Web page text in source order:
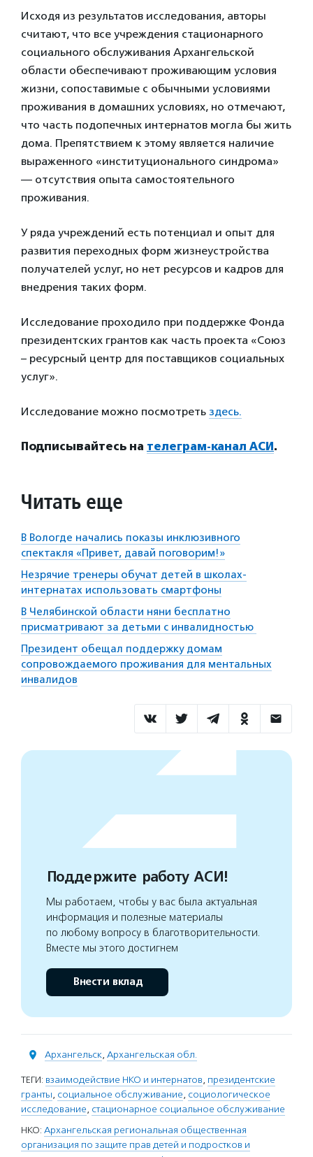
Исходя из результатов исследования, авторы
считают, что все учреждения стационарного
социального обслуживания Архангельской
области обеспечивают проживающим условия
жизни, сопоставимые с обычными условиями
проживания в домашних условиях, но отмечают,
что часть подопечных интернатов могла бы жить
дома. Препятствием к этому является наличие
выраженного «институционального синдрома»
— отсутствия опыта самостоятельного
проживания.
У ряда учреждений есть потенциал и опыт для
развития переходных форм жизнеустройства
получателей услуг, но нет ресурсов и кадров для
внедрения таких форм.
Исследование проходило при поддержке Фонда
президентских грантов как часть проекта «Союз
– ресурсный центр для поставщиков социальных
услуг».
Исследование можно посмотреть здесь.
Подписывайтесь на телеграм-канал АСИ .
Читать еще
В Вологде начались показы инклюзивного
спектакля «Привет, давай поговорим!»
Незрячие тренеры обучат детей в школах-
интернатах использовать смартфоны
В Челябинской области няни бесплатно
присматривают за детьми с инвалидностью
Президент обещал поддержку домам
сопровождаемого проживания для ментальных
инвалидов
Поддержите работу АСИ!
Мы работаем, чтобы у вас была актуальная
информация и полезные материалы
по любому вопросу в благотворительности.
Вместе мы этого достигнем
Внести вклад
Архангельск, Архангельская обл.
ТЕГИ: взаимодействие НКО и интернатов, президентские
гранты, социальное обслуживание, социологическое
исследование, стационарное социальное обслуживание
НКО: Архангельская региональная общественная
организация по защите прав детей и подростков и